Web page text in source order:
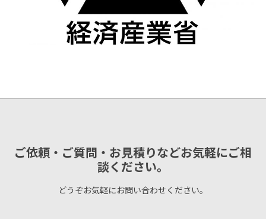
ご依頼・ご質問・お見積りなどお気軽にご相
談ください。
どうぞお気軽にお問い合わせください。